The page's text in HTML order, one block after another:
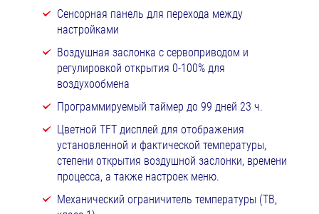
Сенсорная панель для перехода между
настройками
Воздушная заслонка с сервоприводом и
регулировкой открытия 0-100% для
воздухообмена
Программируемый таймер до 99 дней 23 ч.
Цветной TFT дисплей для отображения
установленной и фактической температуры,
степени открытия воздушной заслонки, времени
процесса, а также настроек меню.
Механический ограничитель температуры (ТВ,